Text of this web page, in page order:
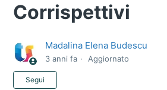
Corrispettivi
Madalina Elena Budescu
3 anni fa Aggiornato
Segui